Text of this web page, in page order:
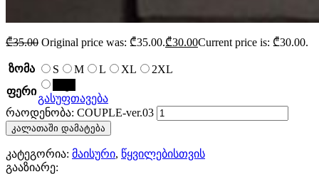
₾35.00 Original price was: ₾35.00.₾30.00Current price is: ₾30.00.
ზომა S M L XL
2XL
ფერი
გასუფთავება
რაოდენობა: COUPLE-ver.03
კალათაში დამატება
კატეგორია: მაისური, წყვილებისთვის
გააზიარე: